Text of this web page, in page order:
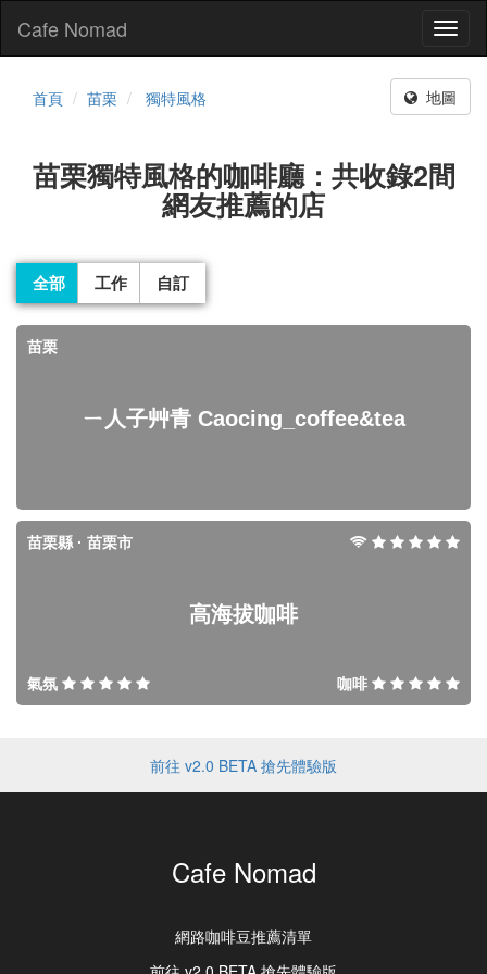
Cafe Nomad
地圖
首頁 苗栗 獨特風格
苗栗獨特風格的咖啡廳：共收錄2間
網友推薦的店
全部 工作 自訂
ㄧ人子艸青 Caocing_coffee&tea
苗栗
高海拔咖啡
苗栗縣 · 苗栗市
氣氛 咖啡
前往 v2.0 BETA 搶先體驗版
Cafe Nomad
網路咖啡豆推薦清單